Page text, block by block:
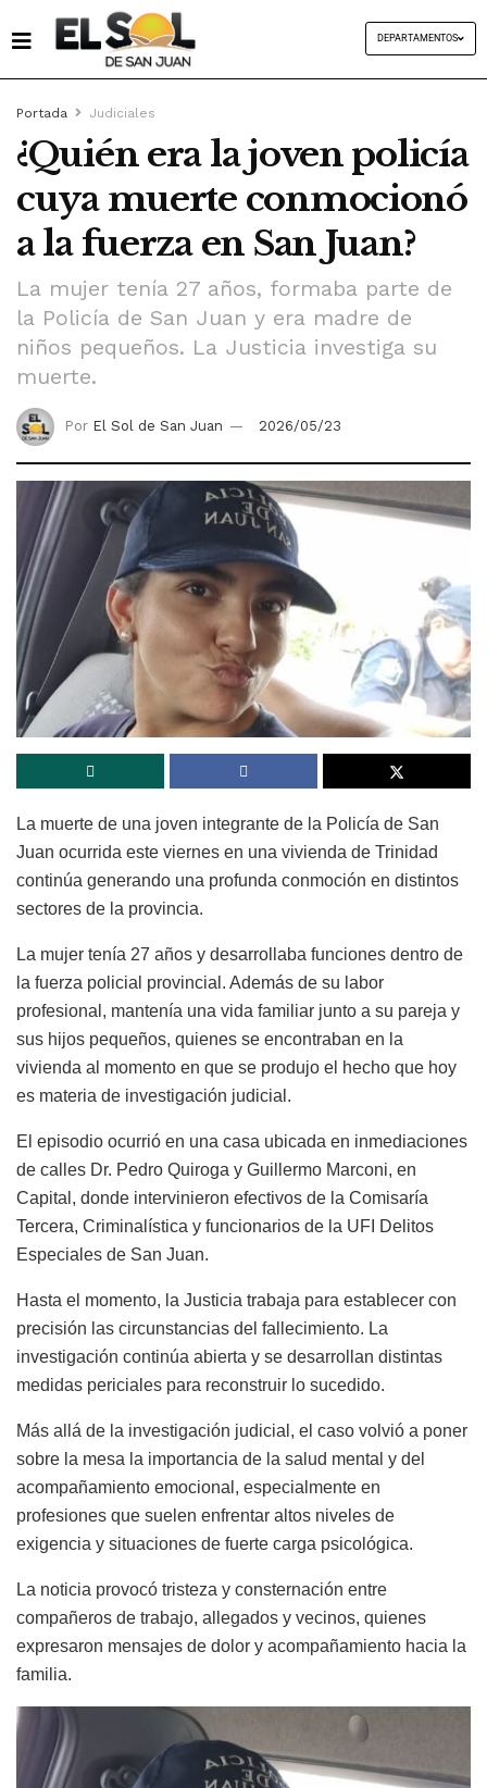
DEPARTAMENTOS
Portada Judiciales
¿Quién era la joven policía
cuya muerte conmocionó
a la fuerza en San Juan?
La mujer tenía 27 años, formaba parte de
la Policía de San Juan y era madre de
niños pequeños. La Justicia investiga su
muerte.
Por El Sol de San Juan 2026/05/23
La muerte de una joven integrante de la Policía de San
Juan ocurrida este viernes en una vivienda de Trinidad
continúa generando una profunda conmoción en distintos
sectores de la provincia.
La mujer tenía 27 años y desarrollaba funciones dentro de
la fuerza policial provincial. Además de su labor
profesional, mantenía una vida familiar junto a su pareja y
sus hijos pequeños, quienes se encontraban en la
vivienda al momento en que se produjo el hecho que hoy
es materia de investigación judicial.
El episodio ocurrió en una casa ubicada en inmediaciones
de calles Dr. Pedro Quiroga y Guillermo Marconi, en
Capital , donde intervinieron efectivos de la Comisaría
Tercera, Criminalística y funcionarios de la UFI Delitos
Especiales de San Juan.
Hasta el momento, la Justicia trabaja para establecer con
precisión las circunstancias del fallecimiento. La
investigación continúa abierta y se desarrollan distintas
medidas periciales para reconstruir lo sucedido.
Más allá de la investigación judicial, el caso volvió a poner
sobre la mesa la importancia de la salud mental y del
acompañamiento emocional, especialmente en
profesiones que suelen enfrentar altos niveles de
exigencia y situaciones de fuerte carga psicológica.
La noticia provocó tristeza y consternación entre
compañeros de trabajo, allegados y vecinos, quienes
expresaron mensajes de dolor y acompañamiento hacia la
familia.